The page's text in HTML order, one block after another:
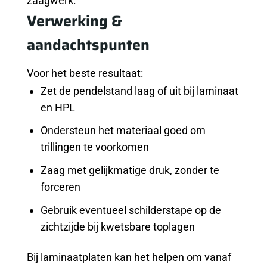
Verwerking &
aandachtspunten
Voor het beste resultaat:
Zet de pendelstand laag of uit bij laminaat
en HPL
Ondersteun het materiaal goed om
trillingen te voorkomen
Zaag met gelijkmatige druk, zonder te
forceren
Gebruik eventueel schilderstape op de
zichtzijde bij kwetsbare toplagen
Bij laminaatplaten kan het helpen om vanaf